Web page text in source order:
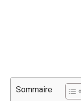
Sommaire